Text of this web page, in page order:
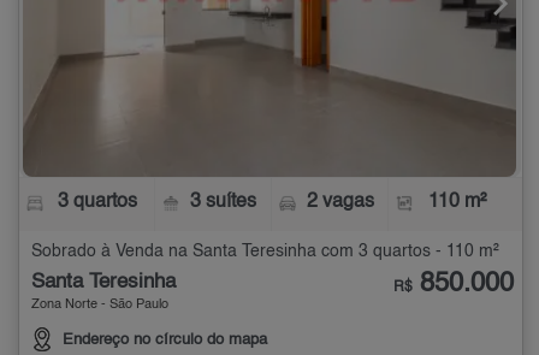
3 quartos 3 suítes 2 vagas 110 m²
Sobrado à Venda na Santa Teresinha com 3 quartos - 110 m²
Santa Teresinha
Zona Norte - São Paulo
Endereço no círculo do mapa
R$ 850.000